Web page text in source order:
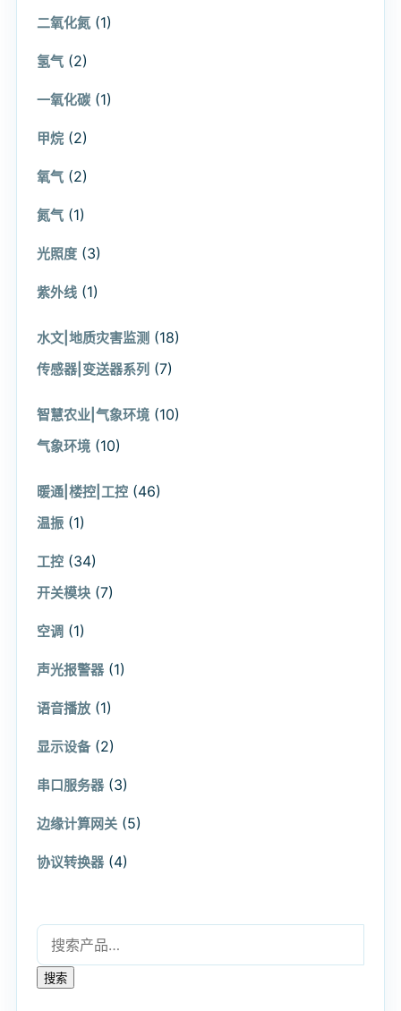
二氧化氮 (1)
氢气 (2)
一氧化碳 (1)
甲烷 (2)
氧气 (2)
氮气 (1)
光照度 (3)
紫外线 (1)
水文|地质灾害监测 (18)
传感器|变送器系列 (7)
智慧农业|气象环境 (10)
气象环境 (10)
暖通|楼控|工控 (46)
温振 (1)
工控 (34)
开关模块 (7)
空调 (1)
声光报警器 (1)
语音播放 (1)
显示设备 (2)
串口服务器 (3)
边缘计算网关 (5)
协议转换器 (4)
搜索：
搜索